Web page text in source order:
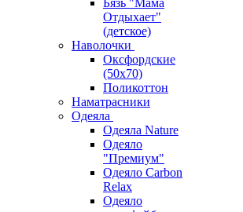
Бязь "Мама
Отдыхает"
(детское)
Наволочки
Оксфордские
(50х70)
Поликоттон
Наматрасники
Одеяла
Одеяла Nature
Одеяло
"Премиум"
Одеяло Carbon
Relax
Одеяло